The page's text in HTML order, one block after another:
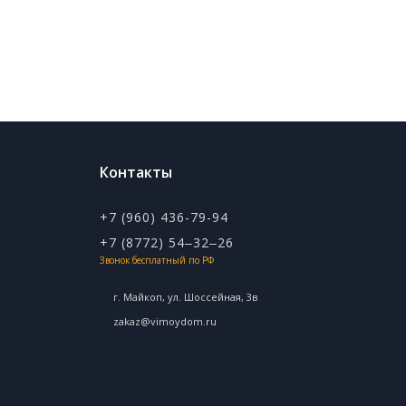
Контакты
+7 (960) 436-79-94
+7 (8772) 54‒32‒26
Звонок бесплатный по РФ
г. Майкоп, ул. ​Шоссейная, 3в
zakaz@vimoydom.ru